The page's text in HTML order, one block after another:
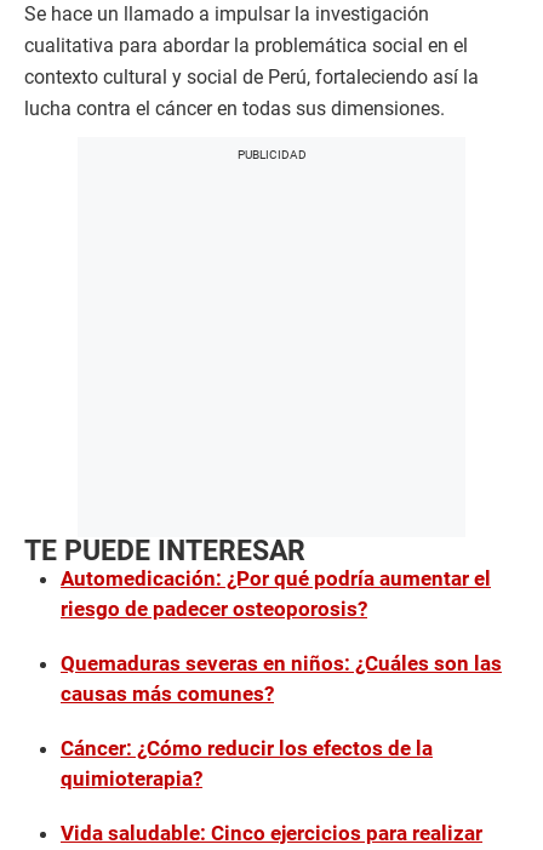
Se hace un llamado a impulsar la investigación
cualitativa para abordar la problemática social en el
contexto cultural y social de Perú, fortaleciendo así la
lucha contra el cáncer en todas sus dimensiones.
TE PUEDE INTERESAR
Automedicación: ¿Por qué podría aumentar el
riesgo de padecer osteoporosis?
Quemaduras severas en niños: ¿Cuáles son las
causas más comunes?
Cáncer: ¿Cómo reducir los efectos de la
quimioterapia?
Vida saludable: Cinco ejercicios para realizar